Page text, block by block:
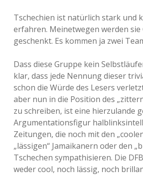
Tschechien ist natürlich stark und
erfahren. Meinetwegen werden
geschenkt. Es kommen ja zwei
Dass diese Gruppe kein
klar, dass jede Nennung dieser
schon die Würde des Lesers
aber nun in die Position des
zu schreiben, ist eine hierzulande
Argumentationsfigur
Zeitungen, die noch mit den
„lässigen“ Jamaikanern oder den
Tschechen sympathisieren. Die
weder cool, noch lässig, noch